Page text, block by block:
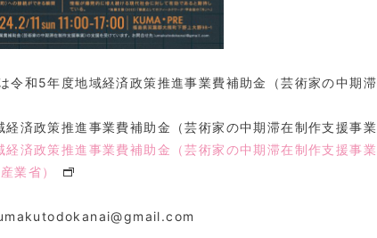
令和5年度地域経済政策推進事業費補助金（芸術家の中期
済政策推進事業費補助金（芸術家の中期滞在制作支援事
済政策推進事業費補助金（芸術家の中期滞在制作支援事
業省）